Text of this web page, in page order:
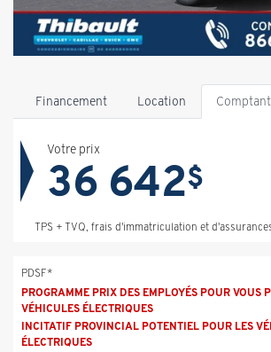
Financement Location Comptant
Votre prix
36 642$
TPS + TVQ, frais d'immatriculation et
PDSF*
PROGRAMME PRIX DES EMPLOYÉS POUR VOUS
VÉHICULES ÉLECTRIQUES
INCITATIF PROVINCIAL POTENTIEL POUR LES
ÉLECTRIQUES